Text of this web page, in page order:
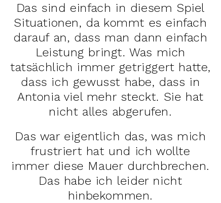
Das sind einfach in diesem Spiel
Situationen, da kommt es einfach
darauf an, dass man dann einfach
Leistung bringt. Was mich
tatsächlich immer getriggert hatte,
dass ich gewusst habe, dass in
Antonia viel mehr steckt. Sie hat
nicht alles abgerufen.
Das war eigentlich das, was mich
frustriert hat und ich wollte
immer diese Mauer durchbrechen.
Das habe ich leider nicht
hinbekommen.